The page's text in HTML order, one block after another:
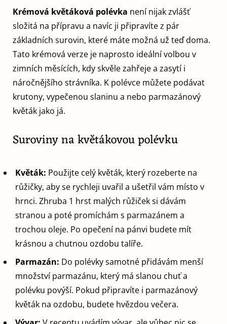
Krémová květáková polévka není nijak zvlášť
složitá na přípravu a navíc ji připravíte z pár
základních surovin, které máte možná už teď doma.
Tato krémová verze je naprosto ideální volbou v
zimních měsících, kdy skvěle zahřeje a zasytí i
náročnějšího strávníka. K polévce můžete podávat
krutony, vypečenou slaninu a nebo parmazánový
květák jako já.
Suroviny na květákovou polévku
Květák: Použijte celý květák, který rozeberte na
růžičky, aby se rychleji uvařil a ušetřil vám místo v
hrnci. Zhruba 1 hrst malých růžiček si dávám
stranou a poté promíchám s parmazánem a
trochou oleje. Po opečení na pánvi budete mít
krásnou a chutnou ozdobu talíře.
Parmazán: Do polévky samotné přidávám menší
množství parmazánu, který má slanou chuť a
polévku povýší. Pokud připravíte i parmazánový
květák na ozdobu, budete hvězdou večera.